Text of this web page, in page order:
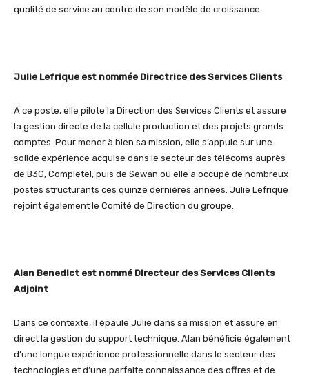
qualité de service au centre de son modèle de croissance.
Julie Lefrique est nommée Directrice des Services Clients
A ce poste, elle pilote la Direction des Services Clients et assure
la gestion directe de la cellule production et des projets grands
comptes. Pour mener à bien sa mission, elle s’appuie sur une
solide expérience acquise dans le secteur des télécoms auprès
de B3G, Completel, puis de Sewan où elle a occupé de nombreux
postes structurants ces quinze dernières années. Julie Lefrique
rejoint également le Comité de Direction du groupe.
Alan Benedict est nommé Directeur des Services Clients
Adjoint
Dans ce contexte, il épaule Julie dans sa mission et assure en
direct la gestion du support technique. Alan bénéficie également
d’une longue expérience professionnelle dans le secteur des
technologies et d’une parfaite connaissance des offres et de